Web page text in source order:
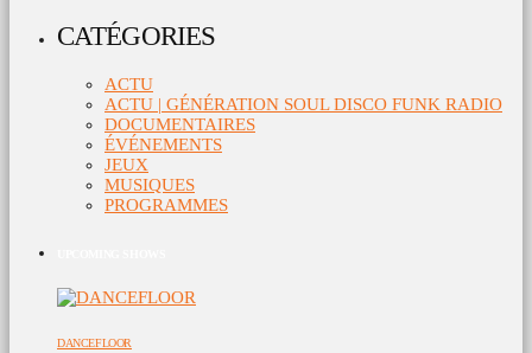
CATÉGORIES
ACTU
ACTU | GÉNÉRATION SOUL DISCO FUNK RADIO
DOCUMENTAIRES
ÉVÉNEMENTS
JEUX
MUSIQUES
PROGRAMMES
DANCEFLOOR